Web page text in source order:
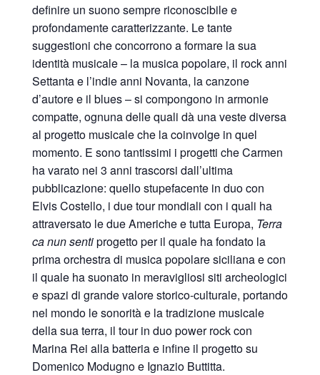
definire un suono sempre riconoscibile e
profondamente caratterizzante. Le tante
suggestioni che concorrono a formare la sua
identità musicale – la musica popolare, il rock anni
Settanta e l’indie anni Novanta, la canzone
d’autore e il blues – si compongono in armonie
compatte, ognuna delle quali dà una veste diversa
al progetto musicale che la coinvolge in quel
momento. E sono tantissimi i progetti che Carmen
ha varato nei 3 anni trascorsi dall’ultima
pubblicazione: quello stupefacente in duo con
Elvis Costello, i due tour mondiali con i quali ha
attraversato le due Americhe e tutta Europa, Terra
ca nun sentiprogetto per il quale ha fondato la
prima orchestra di musica popolare siciliana e con
il quale ha suonato in meravigliosi siti archeologici
e spazi di grande valore storico-culturale, portando
nel mondo le sonorità e la tradizione musicale
della sua terra, il tour in duo power rock con
Marina Rei alla batteria e infine il progetto su
Domenico Modugno e Ignazio Buttitta.